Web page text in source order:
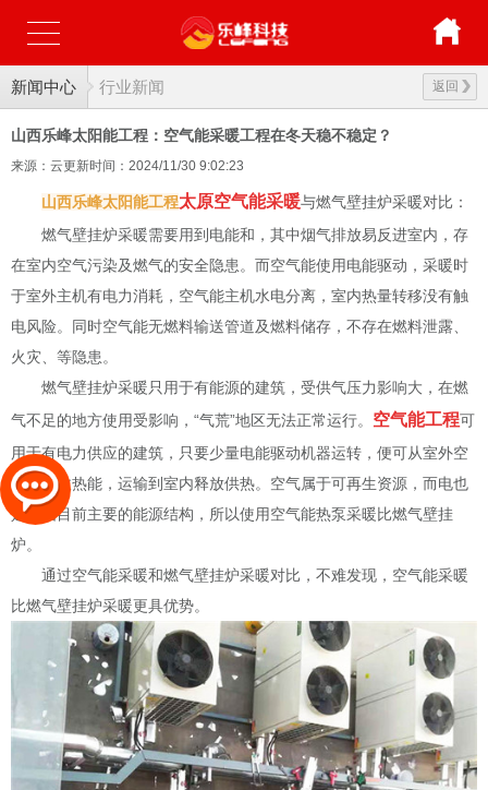
新闻中心 返回
行业新闻
山西乐峰太阳能工程：空气能采暖工程在冬天稳不稳定？
来源：云更新时间：2024/11/30 9:02:23
山西乐峰太阳能工程太原空气能采暖与燃气壁挂炉采暖对比：
燃气壁挂炉采暖需要用到电能和，其中烟气排放易反进室内，存
在室内空气污染及燃气的安全隐患。而空气能使用电能驱动，采暖时
于室外主机有电力消耗，空气能主机水电分离，室内热量转移没有触
电风险。同时空气能无燃料输送管道及燃料储存，不存在燃料泄露、
火灾、等隐患。
燃气壁挂炉采暖只用于有能源的建筑，受供气压力影响大，在燃
气不足的地方使用受影响，“气荒”地区无法正常运行。 空气能工程可
用于有电力供应的建筑，只要少量电能驱动机器运转，便可从室外空
气中吸收热能，运输到室内释放供热。空气属于可再生资源，而电也
是我国目前主要的能源结构，所以使用空气能热泵采暖比燃气壁挂
炉。
通过空气能采暖和燃气壁挂炉采暖对比，不难发现，空气能采暖
比燃气壁挂炉采暖更具优势。